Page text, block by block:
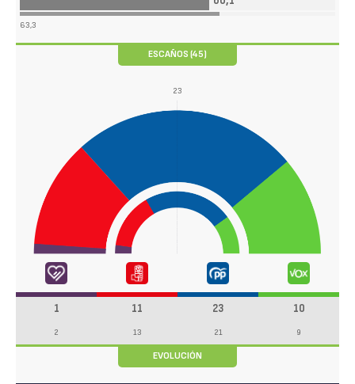
63,3
ESCAÑOS (45)
23
1 11 23 10
2 13 21 9
EVOLUCIÓN